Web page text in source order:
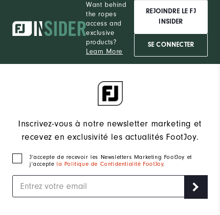
Want behind
the ropes
access and
exclusive
products?
Learn More
REJOINDRE LE FJ
INSIDER
SE CONNECTER
Inscrivez-vous à notre newsletter marketing et
recevez en exclusivité les actualités FootJoy.
J‘accepte de recevoir les Newsletters Marketing FootJoy et
j’accepte la Politique de Confidentialité FootJoy.